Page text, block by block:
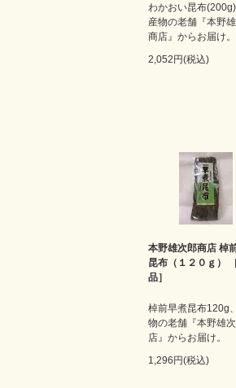
わかおい昆布
産物の老舗『本野
商店』からお届け。
2,052円(税込)
本野雄次郎商店 棹
昆布（１２０ｇ）
品］
棹前早煮昆布120g
物の老舗『本野雄
店』からお届け。
1,296円(税込)